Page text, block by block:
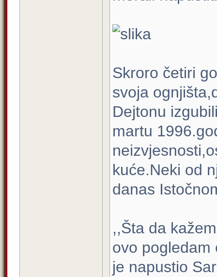
Skroro četiri
svoja
Dejtonu
martu
kuće.Neki od
danas
,,Šta da
ovo pogledam
je napustio